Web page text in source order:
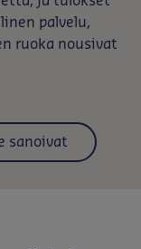
palvelu,
ruoka nousivat
sanoivat